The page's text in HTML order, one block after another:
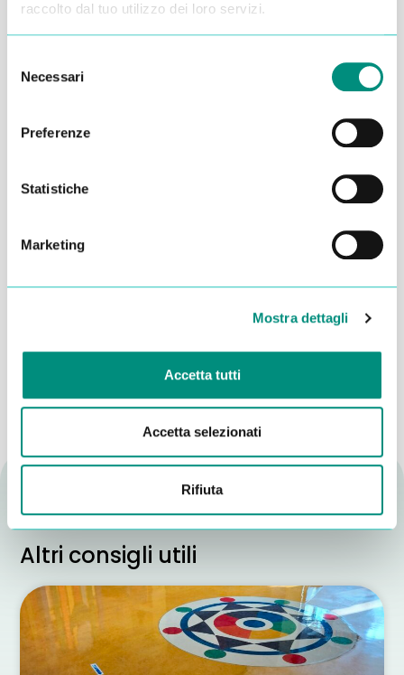
raccolto dal tuo utilizzo dei loro servizi.
delNecessari
Preferenze
Statistiche
Marketing
Mostra dettagli
Accetta tutti
Accetta selezionati
Rifiuta
INVIA
Altri consigli utili